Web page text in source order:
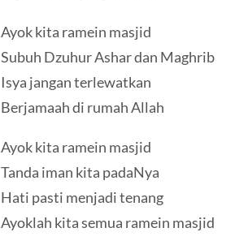
Ayok kita ramein masjid
Subuh Dzuhur Ashar dan Maghrib
Isya jangan terlewatkan
Berjamaah di rumah Allah
Ayok kita ramein masjid
Tanda iman kita padaNya
Hati pasti menjadi tenang
Ayoklah kita semua ramein masjid